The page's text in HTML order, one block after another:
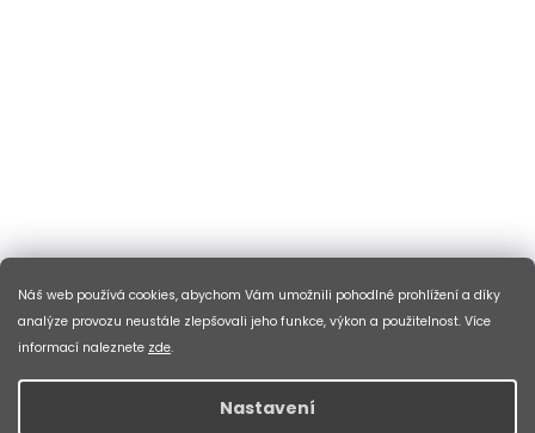
Náš web používá cookies, abychom Vám umožnili pohodlné prohlížení a díky
analýze provozu neustále zlepšovali jeho funkce, výkon a použitelnost. Více
informací naleznete zde.
Nastavení